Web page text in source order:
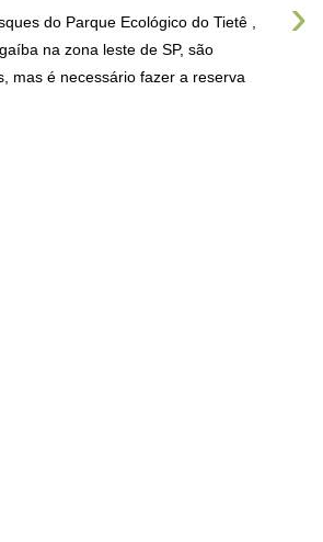
›
do Parque Ecológico do Tietê ,
na zona leste de SP, são
mas é necessário fazer a reserva